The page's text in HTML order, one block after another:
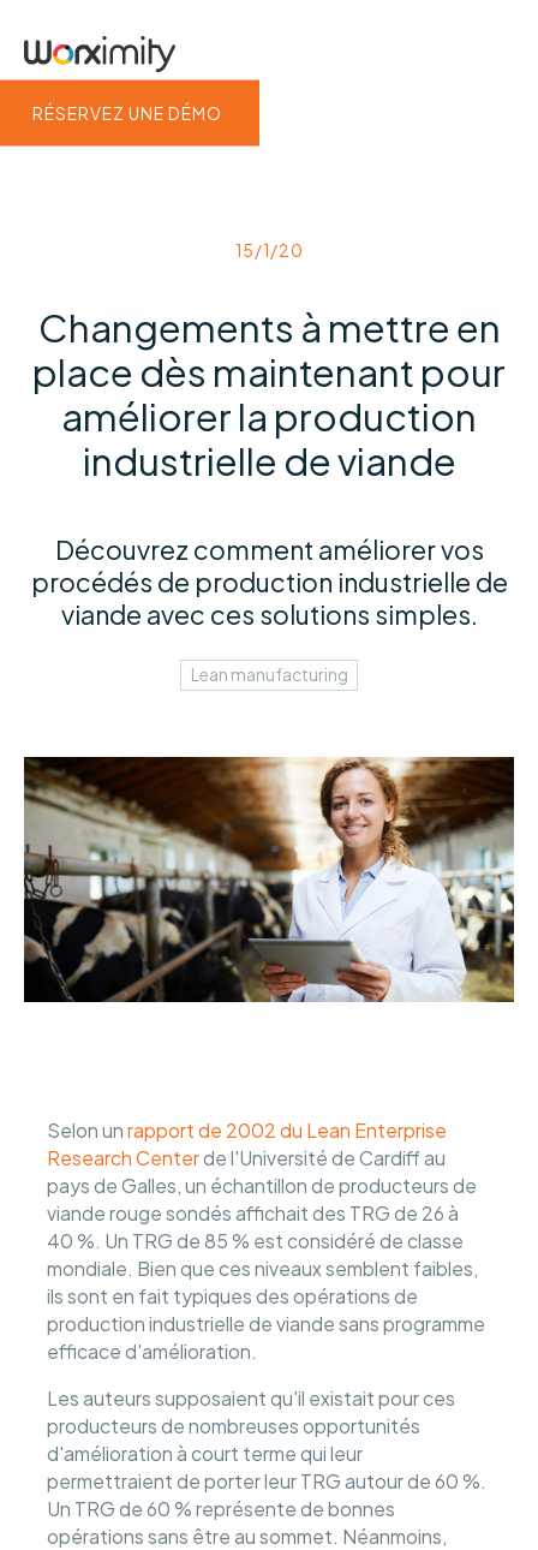
RÉSERVEZ UNE DÉMO
15/1/20
Changements à mettre en
place dès maintenant pour
améliorer la production
industrielle de viande
Découvrez comment améliorer vos
procédés de production industrielle de
viande avec ces solutions simples.
Lean manufacturing
Selon unrapport de 2002 du Lean Enterprise
Research Centerde l'Université de Cardiff au
pays de Galles, un échantillon de producteurs de
viande rouge sondés affichait des TRG de 26 à
40 %. Un TRG de 85 % est considéré de classe
mondiale. Bien que ces niveaux semblent faibles,
ils sont en fait typiques des opérations de
production industrielle de viande sans programme
efficace d'amélioration.
Les auteurs supposaient qu'il existait pour ces
producteurs de nombreuses opportunités
d'amélioration à court terme qui leur
permettraient de porter leur TRG autour de 60 %.
Un TRG de 60 % représente de bonnes
opérations sans être au sommet. Néanmoins,